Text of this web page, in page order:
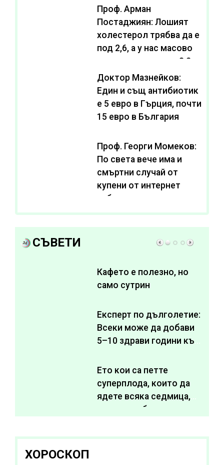
Проф. Арман
Постаджиян: Лошият
холестерол трябва да е
под 2,6, а у нас масово
се живее с нива от 3,2
Доктор Мазнейков:
Един и същ антибиотик
e 5 евро в Гърция, почти
15 евро в България
Проф. Георги Момеков:
По света вече има и
смъртни случай от
купени от интернет
субстанции за
отслабване
СЪВЕТИ
Кафето е полезно, но
само сутрин
Експерт по дълголетие:
Всеки може да добави
5–10 здрави години към
Ето кои са петте
суперплода, които да
ядете всяка седмица,
за да подобрите
ХОРОСКОП